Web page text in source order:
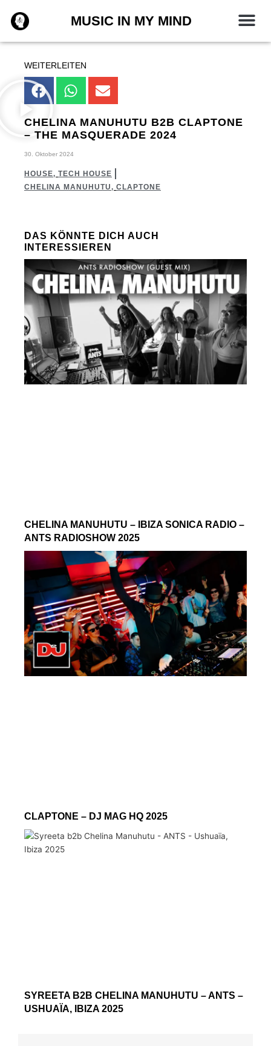
Inhalt
springen
MUSIC IN MY MIND
WEITERLEITEN
CHELINA MANUHUTU B2B CLAPTONE
– THE MASQUERADE 2024
30. Oktober 2024
HOUSE, TECH HOUSE
CHELINA MANUHUTU, CLAPTONE
DAS KÖNNTE DICH AUCH
INTERESSIEREN
CHELINA MANUHUTU – IBIZA SONICA RADIO –
ANTS RADIOSHOW 2025
CLAPTONE – DJ MAG HQ 2025
SYREETA B2B CHELINA MANUHUTU – ANTS –
USHUAÏA, IBIZA 2025